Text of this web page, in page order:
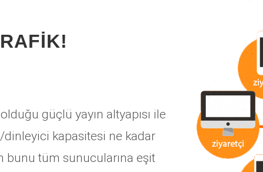
güçlü yayın altyapısı ile
kapasitesi ne kadar
bunu tüm sunucularına eşit